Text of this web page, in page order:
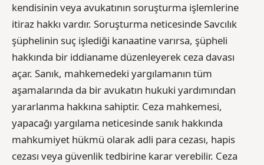
kendisinin veya avukatının soruşturma işlemlerine
itiraz hakkı vardır. Soruşturma neticesinde Savcılık
şüphelinin suç işlediği kanaatine varırsa, şüpheli
hakkında bir iddianame düzenleyerek ceza davası
açar. Sanık, mahkemedeki yargılamanın tüm
aşamalarında da bir avukatın hukuki yardımından
yararlanma hakkına sahiptir. Ceza mahkemesi,
yapacağı yargılama neticesinde sanık hakkında
mahkumiyet hükmü olarak adli para cezası, hapis
cezası veya güvenlik tedbirine karar verebilir. Ceza